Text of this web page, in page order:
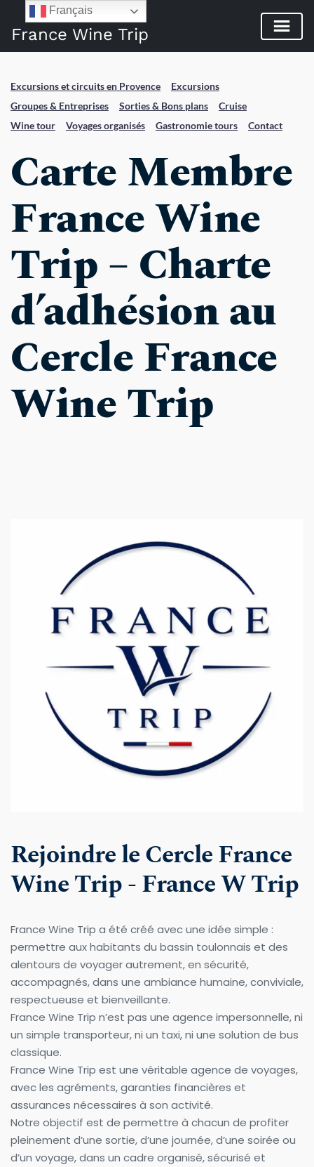
France Wine Trip
Excursions et circuits en Provence
Excursions
Groupes & Entreprises
Sorties & Bons plans
Cruise
Wine tour
Voyages organisés Gastronomie tours Contact
Carte Membre
France Wine
Trip – Charte
d’adhésion au
Cercle France
Wine Trip
Rejoindre le Cercle France
Wine Trip - France W Trip
France Wine Trip a été créé avec une idée simple :
permettre aux habitants du bassin toulonnais et des
alentours de voyager autrement, en sécurité,
accompagnés, dans une ambiance humaine, conviviale,
respectueuse et bienveillante.
France Wine Trip n’est pas une agence impersonnelle, ni
un simple transporteur, ni un taxi, ni une solution de bus
classique.
France Wine Trip est une véritable agence de voyages,
avec les agréments, garanties financières et
assurances nécessaires à son activité.
Notre objectif est de permettre à chacun de profiter
pleinement d’une sortie, d’une journée, d’une soirée ou
d’un voyage, dans un cadre organisé, sécurisé et
Français